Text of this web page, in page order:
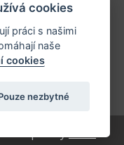
cookies
práci s našimi
naše
cookies
nezbytné